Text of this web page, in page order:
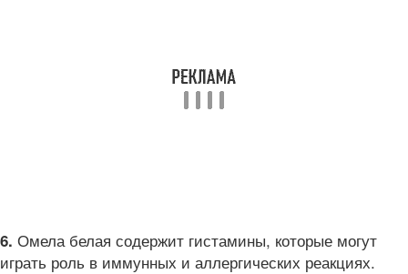
6. Омела белая содержит гистамины, которые могут
играть роль в иммунных и аллергических реакциях.